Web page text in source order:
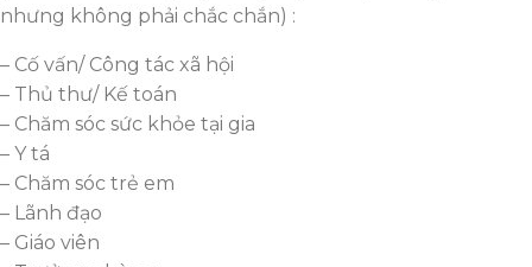
nhưng không phải chắc chắn) :
– Cố vấn/ Công tác xã hội
– Thủ thư/ Kế toán
– Chăm sóc sức khỏe tại gia
– Y tá
– Chăm sóc trẻ em
– Lãnh đạo
– Giáo viên